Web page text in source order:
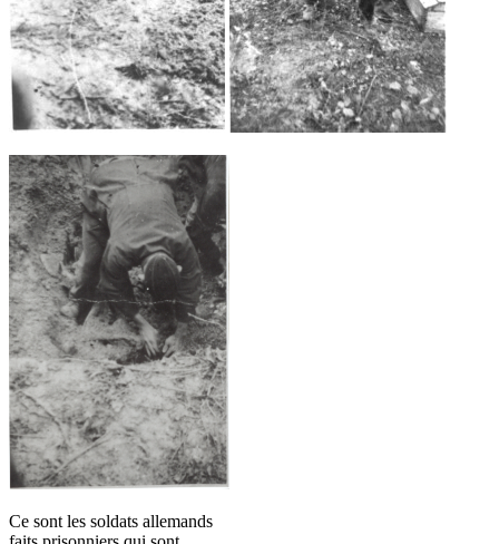
Ce sont les soldats allemands